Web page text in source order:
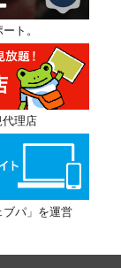
ト。
理店
パ」を運営